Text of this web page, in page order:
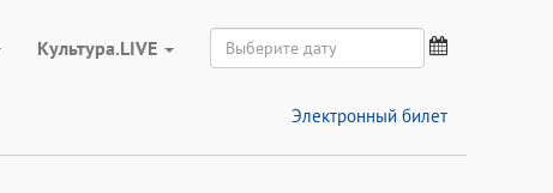
Культура.LIVE
Электронный билет